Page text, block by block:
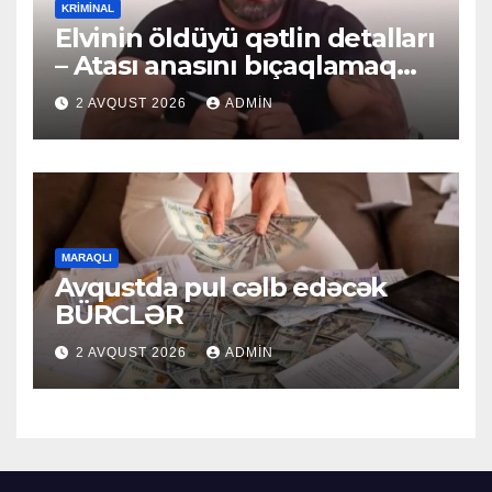
KRIMINAL
Elvinin öldüyü qətlin detalları
– Atası anasını bıçaqlamaq
istəyirmiş
2 AVQUST 2026 ADMIN
MARAQLI
Avqustda pul cəlb edəcək
BÜRCLƏR
2 AVQUST 2026 ADMIN